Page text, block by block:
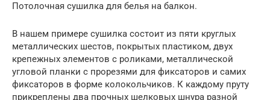
Потолочная сушилка для белья на балкон.
В нашем примере сушилка состоит из пяти круглых
металлических шестов, покрытых пластиком, двух
крепежных элементов с роликами, металлической
угловой планки с прорезями для фиксаторов и самих
фиксаторов в форме колокольчиков. К каждому пруту
прикреплены два прочных шелковых шнура разной